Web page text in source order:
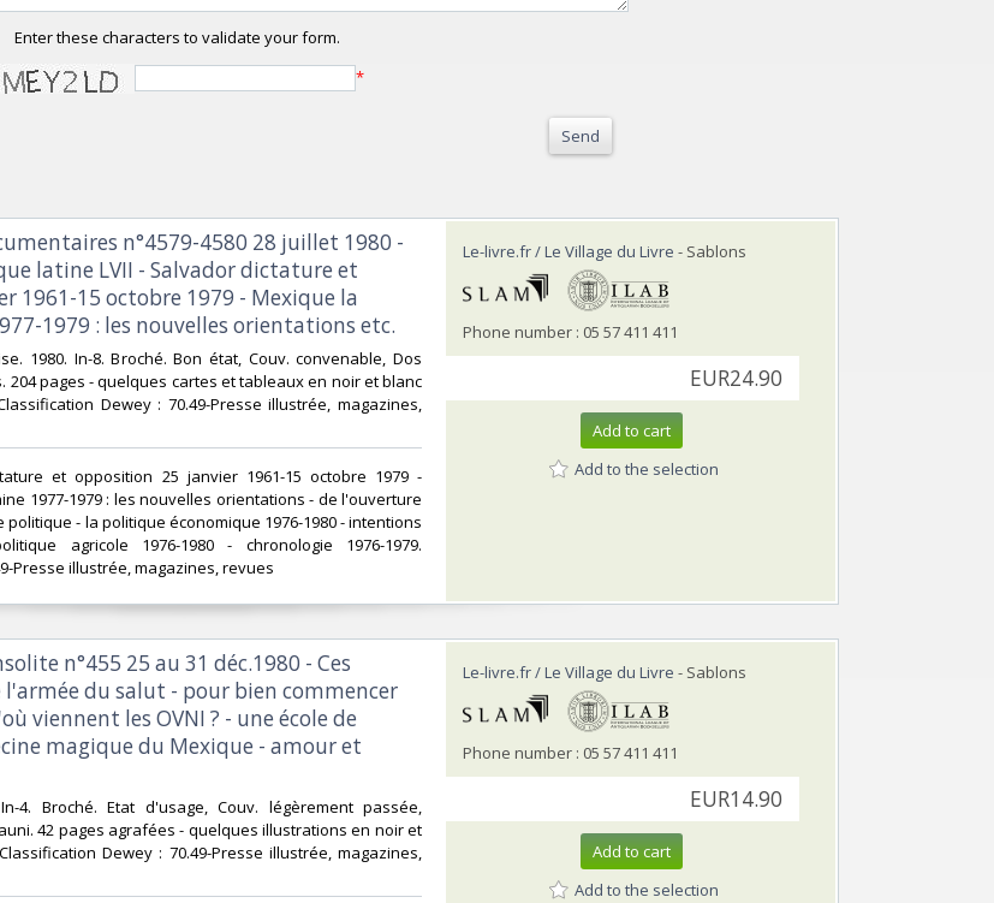
Enter these characters to validate your form.
*
Send
n°4579-4580 28 juillet 1980 -
latine LVII - Salvador dictature et
1961-15 octobre 1979 - Mexique la
1979 : les nouvelles orientations etc.‎
1980. In-8. Broché. Bon état, Couv. convenable, Dos
204 pages - quelques cartes et tableaux en noir et blanc
Dewey : 70.49-Presse illustrée, magazines,
et opposition 25 janvier 1961-15 octobre 1979 -
1977-1979 : les nouvelles orientations - de l'ouverture
- la politique économique 1976-1980 - intentions
agricole 1976-1980 - chronologie 1976-1979.
Presse illustrée, magazines, revues‎
Le-livre.fr / Le Village du Livre - Sablons
Phone number : 05 57 411 411
EUR24.90
Add to cart
Add to the selection
n°455 25 au 31 déc.1980 - Ces
du salut - pour bien commencer
viennent les OVNI ? - une école de
magique du Mexique - amour et
4. Broché. Etat d'usage, Couv. légèrement passée,
42 pages agrafées - quelques illustrations en noir et
Dewey : 70.49-Presse illustrée, magazines,
Le-livre.fr / Le Village du Livre - Sablons
Phone number : 05 57 411 411
EUR14.90
Add to cart
Add to the selection